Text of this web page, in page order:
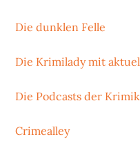
Die dunklen Felle
Die Krimilady mit
Die Podcasts der
Crimealley